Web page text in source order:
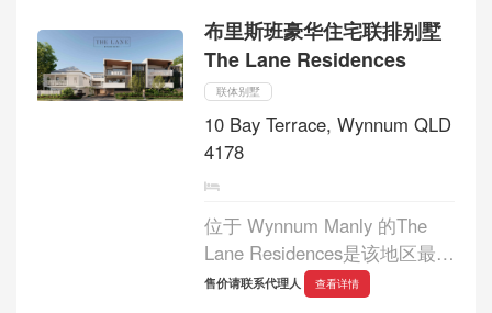
间。 每栋联排别墅都拥有布局
合理的空间，包...
布里斯班豪华住宅联排别墅
The Lane Residences
联体别墅
10 Bay Terrace, Wynnum QLD
4178
位于 Wynnum Manly 的The
Lane Residences是该地区最顶
级的豪华住宅项目，建成不到
售价请联系代理人 查看详情